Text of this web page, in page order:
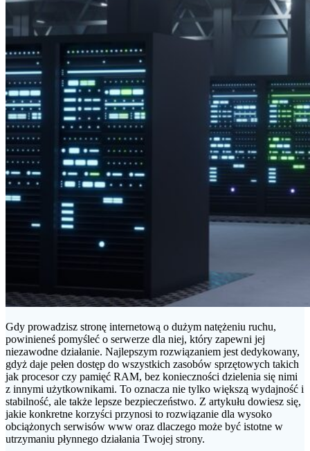
Gdy prowadzisz stronę internetową o dużym natężeniu ruchu,
powinieneś pomyśleć o serwerze dla niej, który zapewni jej
niezawodne działanie. Najlepszym rozwiązaniem jest dedykowany,
gdyż daje pełen dostęp do wszystkich zasobów sprzętowych takich
jak procesor czy pamięć RAM, bez konieczności dzielenia się nimi
z innymi użytkownikami. To oznacza nie tylko większą wydajność i
stabilność, ale także lepsze bezpieczeństwo. Z artykułu dowiesz się,
jakie konkretne korzyści przynosi to rozwiązanie dla wysoko
obciążonych serwisów www oraz dlaczego może być istotne w
utrzymaniu płynnego działania Twojej strony.